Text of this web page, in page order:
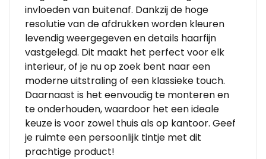
invloeden van buitenaf. Dankzij de hoge
resolutie van de afdrukken worden kleuren
levendig weergegeven en details haarfijn
vastgelegd. Dit maakt het perfect voor elk
interieur, of je nu op zoek bent naar een
moderne uitstraling of een klassieke touch.
Daarnaast is het eenvoudig te monteren en
te onderhouden, waardoor het een ideale
keuze is voor zowel thuis als op kantoor. Geef
je ruimte een persoonlijk tintje met dit
prachtige product!